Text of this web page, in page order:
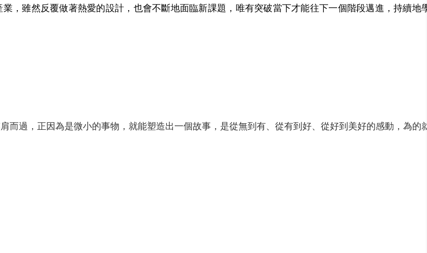
，雖然反覆做著熱愛的設計，也會不斷地面臨新課題，唯有突破當下才能往下一個階段邁進，持續
而過，正因為是微小的事物，就能塑造出一個故事，是從無到有、從有到好、從好到美好的感動，為的